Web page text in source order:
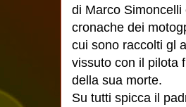
di Marco
cronache dei
cui sono raccolti gl
vissuto con il pilota
della sua morte.
Su tutti spicca il